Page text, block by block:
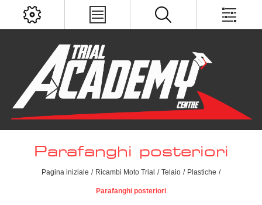
Parafanghi posteriori
Pagina iniziale / Ricambi Moto Trial / Telaio / Plastiche /
Parafanghi posteriori